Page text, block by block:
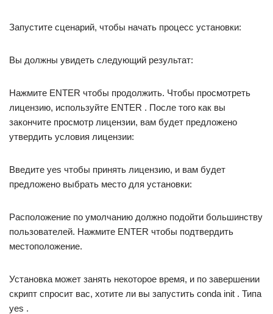
Запустите сценарий, чтобы начать процесс установки:
Вы должны увидеть следующий результат:
Нажмите ENTER чтобы продолжить. Чтобы просмотреть
лицензию, используйте ENTER . После того как вы
закончите просмотр лицензии, вам будет предложено
утвердить условия лицензии:
Введите yes чтобы принять лицензию, и вам будет
предложено выбрать место для установки:
Расположение по умолчанию должно подойти большинству
пользователей. Нажмите ENTER чтобы подтвердить
местоположение.
Установка может занять некоторое время, и по завершении
скрипт спросит вас, хотите ли вы запустить conda init . Типа
yes .